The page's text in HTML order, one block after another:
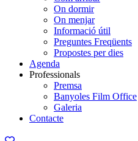
On dormir
On menjar
Informació útil
Preguntes Freqüents
Propostes per dies
Agenda
Professionals
Premsa
Banyoles Film Office
Galeria
Contacte